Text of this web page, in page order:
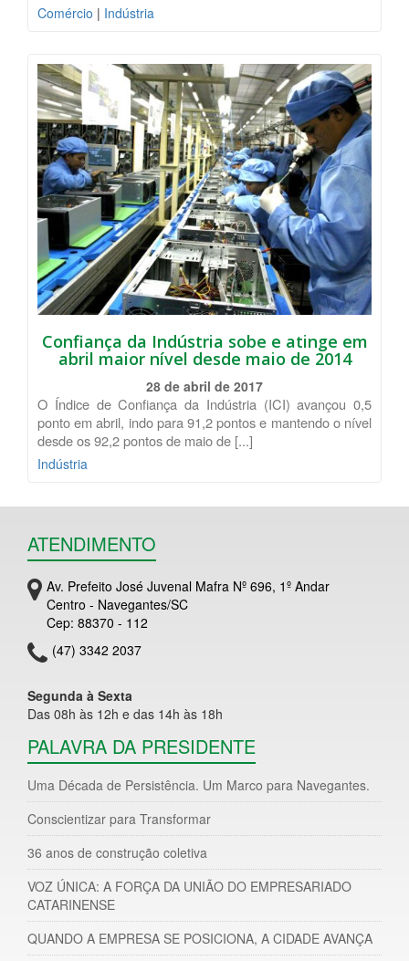
Comércio | Indústria
Confiança da Indústria sobe e atinge em
abril maior nível desde maio de 2014
28 de abril de 2017
O Índice de Confiança da Indústria (ICI) avançou 0,5
ponto em abril, indo para 91,2 pontos e mantendo o nível
desde os 92,2 pontos de maio de [...]
Indústria
ATENDIMENTO
Av. Prefeito José Juvenal Mafra Nº 696, 1º Andar
Centro - Navegantes/SC
Cep: 88370 - 112
(47) 3342 2037
Segunda à Sexta
Das 08h às 12h e das 14h às 18h
PALAVRA DA PRESIDENTE
Uma Década de Persistência. Um Marco para Navegantes.
Conscientizar para Transformar
36 anos de construção coletiva
VOZ ÚNICA: A FORÇA DA UNIÃO DO EMPRESARIADO
CATARINENSE
QUANDO A EMPRESA SE POSICIONA, A CIDADE AVANÇA